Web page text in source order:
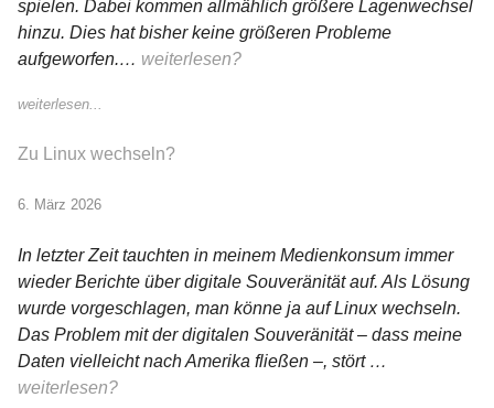
spielen. Dabei kommen allmählich größere Lagenwechsel
hinzu. Dies hat bisher keine größeren Probleme
aufgeworfen.… weiterlesen?
weiterlesen...
Zu Linux wechseln?
6. März 2026
In letzter Zeit tauchten in meinem Medienkonsum immer
wieder Berichte über digitale Souveränität auf. Als Lösung
wurde vorgeschlagen, man könne ja auf Linux wechseln.
Das Problem mit der digitalen Souveränität – dass meine
Daten vielleicht nach Amerika fließen –, stört …
weiterlesen?